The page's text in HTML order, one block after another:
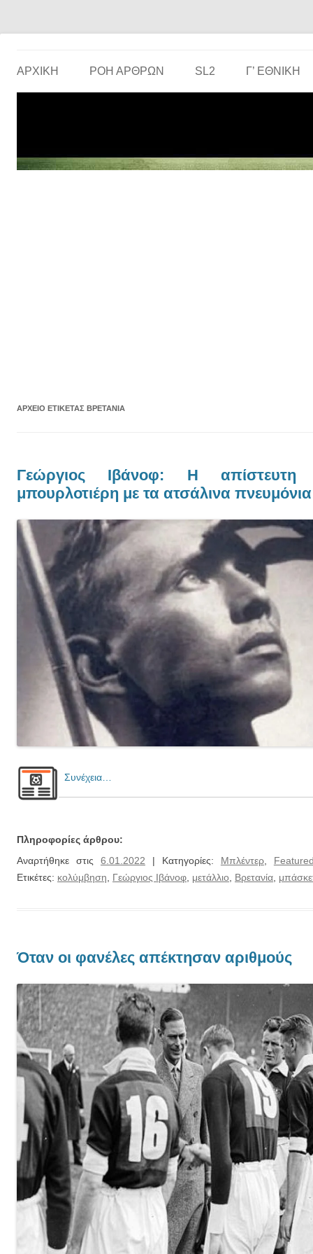
ΑΡΧΙΚΗ ΡΟΗ ΑΡΘΡΩΝ SL2 Γ’ ΕΘΝΙΚΉ
ΑΡΧΕΊΟ ΕΤΙΚΈΤΑΣ ΒΡΕΤΑΝΊΑ
Γεώργιος Ιβάνοφ: Η απίστευτη
μπουρλοτιέρη με τα ατσάλινα πνευμόνια
Συνέχεια…
Πληροφορίες άρθρου:
Αναρτήθηκε στις 6.01.2022 | Κατηγορίες: Μπλέντερ,
Ετικέτες: κολύμβηση, Γεώργιος Ιβάνοφ, μετάλλιο, Βρετανία,
Όταν οι φανέλες απέκτησαν αριθμούς